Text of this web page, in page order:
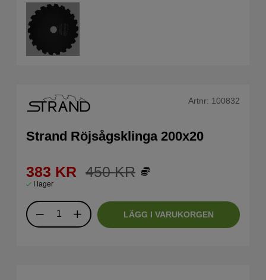
Artnr: 100832
Strand Röjsågsklinga 200x20
450KR
383 KR
I lager
LÄGG I VARUKORGEN